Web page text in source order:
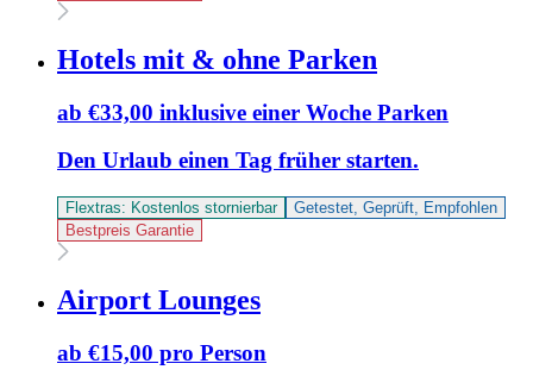
Hotels mit & ohne Parken
ab €33,00 inklusive einer Woche Parken
Den Urlaub einen Tag früher starten.
Flextras: Kostenlos stornierbar
Getestet, Geprüft, Empfohlen
Bestpreis Garantie
Airport Lounges
ab €15,00 pro Person